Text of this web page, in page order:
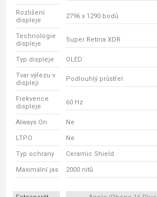
Rozlišení
displeje
2796 x 1290 bodů
Technologie
displeje
Super Retina XDR
Typ displeje OLED
Tvar výřezu v
displeji
Podlouhlý průstřel
Frekvence
displeje
60 Hz
Always On Ne
LTPO Ne
Typ ochrany Ceramic Shield
Maximální jas 2000 nitů